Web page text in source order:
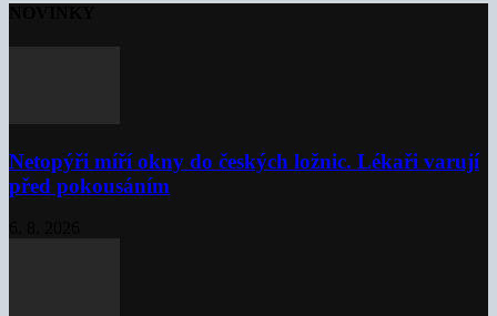
Netopýři míří okny do českých ložnic. Lékaři varují
před pokousáním